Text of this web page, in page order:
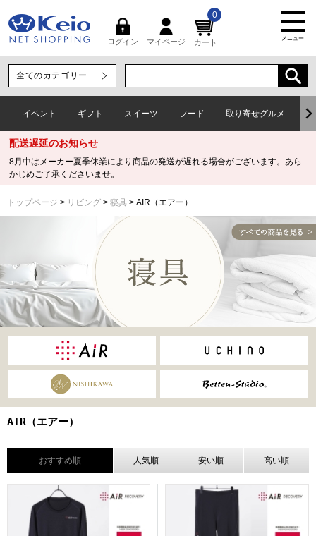
ログイン マイページ カート
0
メニュー
イベント ギフト スイーツ フード 取り寄せグルメ
配送遅延のお知らせ
8月中はメーカー夏季休業により商品の発送が遅れる場合がございます。あら
かじめご了承くださいませ。
トップページ リビング 寝具 AIR（エアー）
AIR（エアー）
おすすめ順 人気順 安い順 高い順